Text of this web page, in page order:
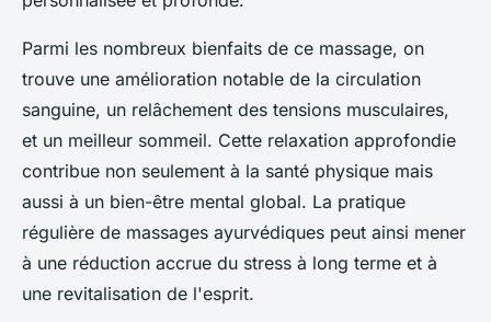
Parmi les nombreux bienfaits de ce massage, on
trouve une amélioration notable de la circulation
sanguine, un relâchement des tensions musculaires,
et un meilleur sommeil. Cette relaxation approfondie
contribue non seulement à la santé physique mais
aussi à un bien-être mental global. La pratique
régulière de massages ayurvédiques peut ainsi mener
à une réduction accrue du stress à long terme et à
une revitalisation de l'esprit.